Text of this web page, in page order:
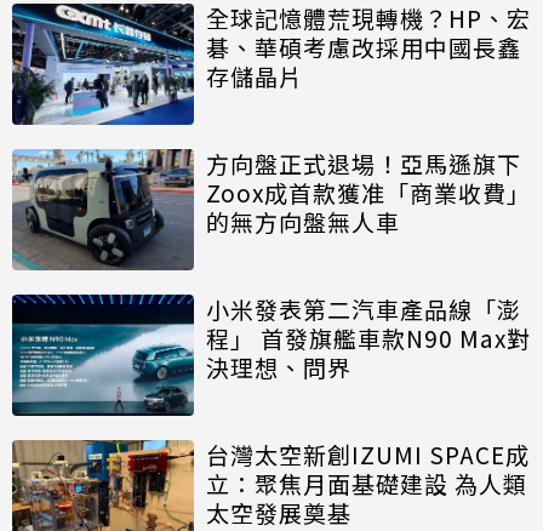
全球記憶體荒現轉機？HP、宏
碁、華碩考慮改採用中國長鑫
存儲晶片
方向盤正式退場！亞馬遜旗下
Zoox成首款獲准「商業收費」
的無方向盤無人車
小米發表第二汽車產品線「澎
程」 首發旗艦車款N90 Max對
決理想、問界
台灣太空新創IZUMI SPACE成
立：聚焦月面基礎建設 為人類
太空發展奠基